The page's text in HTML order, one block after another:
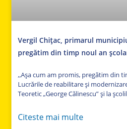
Vergil Chițac, primarul
pregătim din timp noul an
,,Așa cum am promis, pregătim din
Lucrările de reabilitare și
Teoretic „George Călinescu” și la
Citeste mai multe